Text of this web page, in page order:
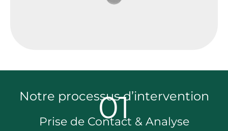
Notre processus d’intervention
01
Prise de Contact & Analyse